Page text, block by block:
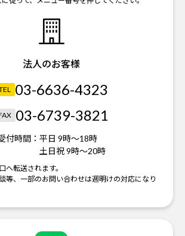
法人のお客様
03-6636-4323
03-6739-3821
付時間： 平日 9時～18時
土日祝 9時～20時
転送されます。
等、一部のお問い合わせは週明けの対応になり